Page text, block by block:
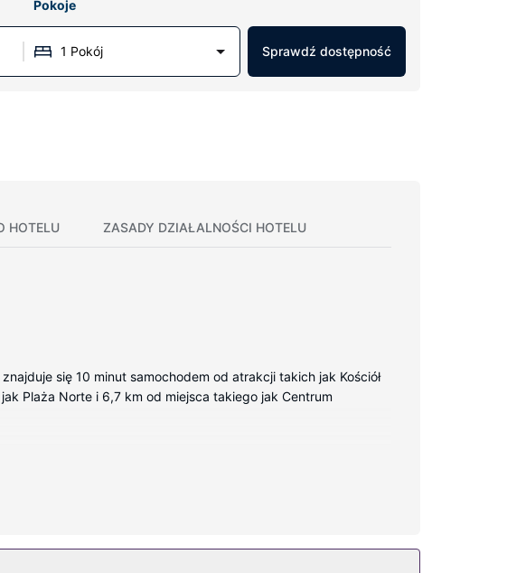
Pokoje
1 Pokój Sprawdź dostępność
HOTELU ZASADY DZIAŁALNOŚCI HOTELU
się 10 minut samochodem od atrakcji takich jak Kościół
Plaża Norte i 6,7 km od miejsca takiego jak Centrum
Bezpłatny przewodowy i bezprzewodowy dostęp do
art deco oferuje również takie udogodnienia jak bezpłatny